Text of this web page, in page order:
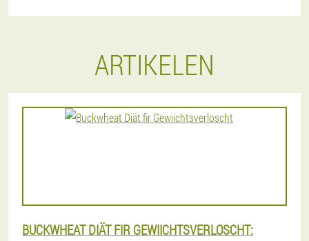
ARTIKELEN
BUCKWHEAT DIÄT FIR GEWIICHTSVERLOSCHT: